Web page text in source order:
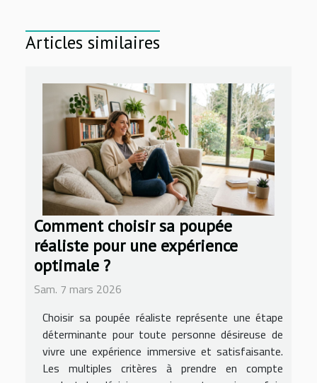
Articles similaires
Comment choisir sa poupée
réaliste pour une expérience
optimale ?
Sam. 7 mars 2026
Choisir sa poupée réaliste représente une étape
déterminante pour toute personne désireuse de
vivre une expérience immersive et satisfaisante.
Les multiples critères à prendre en compte